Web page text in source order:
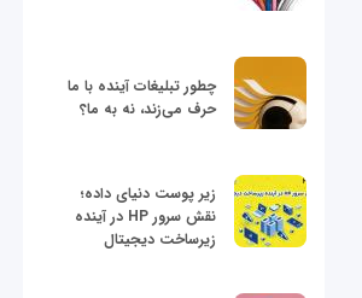
چطور تبلیغات آینده با ما
حرف می‌زند، نه به ما؟
زیر پوست دنیای داده؛
نقش سرور HP در آینده
زیرساخت دیجیتال